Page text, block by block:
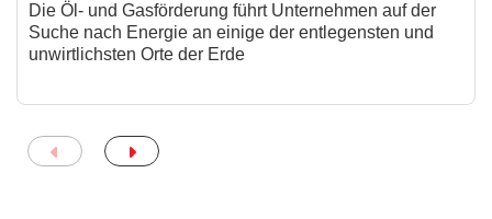
Die Öl- und Gasförderung führt Unternehmen auf der
Suche nach Energie an einige der entlegensten und
unwirtlichsten Orte der Erde